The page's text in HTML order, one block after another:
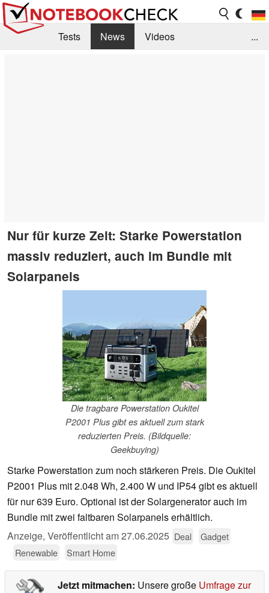
Tests News
Videos
...
Nur für kurze Zeit: Starke Powerstation
massiv reduziert, auch im Bundle mit
Solarpanels
Die tragbare Powerstation Oukitel
P2001 Plus gibt es aktuell zum stark
reduzierten Preis. (Bildquelle:
Geekbuying)
Starke Powerstation zum noch stärkeren Preis. Die Oukitel
P2001 Plus mit 2.048 Wh, 2.400 W und IP54 gibt es aktuell
für nur 639 Euro. Optional ist der Solargenerator auch im
Bundle mit zwei faltbaren Solarpanels erhältlich.
Anzeige, Veröffentlicht am27.06.2025 Deal
Gadget
Renewable
Smart Home
Jetzt mitmachen: Unsere große Umfrage zur